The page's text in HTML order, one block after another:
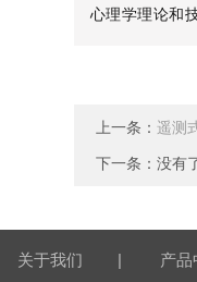
心理学理论和
上一条： 遥测
下一条：没有
关于我们 | 产品